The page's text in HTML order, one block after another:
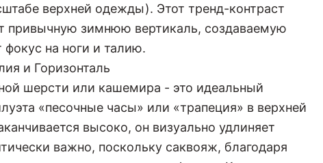
верхней одежды). Этот тренд-контраст
привычную зимнюю вертикаль, создаваемую
на ноги и талию.
и Горизонталь
шерсти или кашемира - это идеальный
«песочные часы» или «трапеция» в верхней
высоко, он визуально удлиняет
важно, поскольку саквояж, благодаря